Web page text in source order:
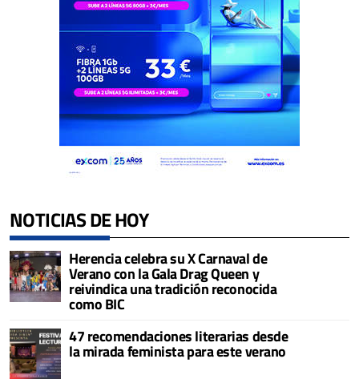
NOTICIAS DE HOY
Herencia celebra su X Carnaval de
Verano con la Gala Drag Queen y
reivindica una tradición reconocida
como BIC
47 recomendaciones literarias desde
la mirada feminista para este verano